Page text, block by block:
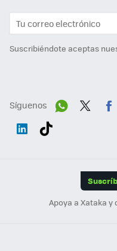
Suscribiéndote aceptas
Síguenos
Apoya a Xataka